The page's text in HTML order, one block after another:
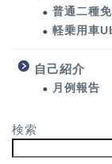
普通二種
軽乗用車
自己紹介
月例報告
検索